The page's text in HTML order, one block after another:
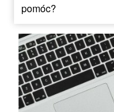
pomóc?